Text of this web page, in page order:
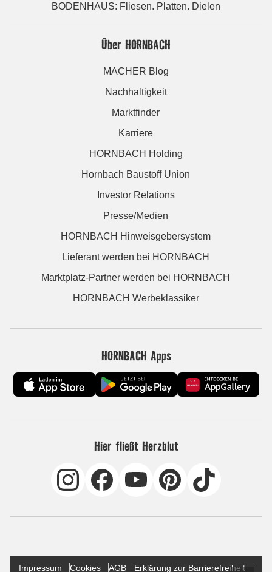
BODENHAUS: Fliesen. Platten. Dielen
Über HORNBACH
MACHER Blog
Nachhaltigkeit
Marktfinder
Karriere
HORNBACH Holding
Hornbach Baustoff Union
Investor Relations
Presse/Medien
HORNBACH Hinweisgebersystem
Lieferant werden bei HORNBACH
Marktplatz-Partner werden bei HORNBACH
HORNBACH Werbeklassiker
HORNBACH Apps
Hier fließt Herzblut
Impressum Cookies AGB Erklärung zur Barrierefreiheit